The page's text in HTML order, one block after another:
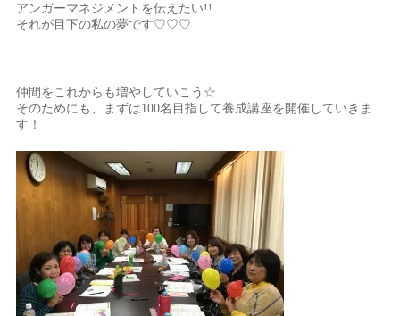
アンガーマネジメントを伝えたい!!
それが目下の私の夢です♡♡♡
仲間をこれからも増やしていこう☆
そのためにも、まずは100名目指して養成講座を開催していきま
す！